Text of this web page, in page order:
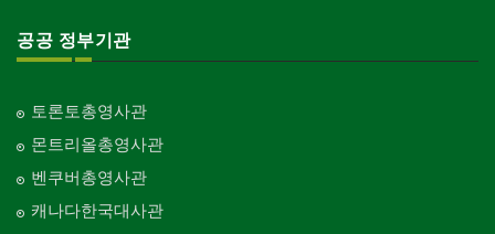
공공 정부기관
토론토총영사관
몬트리올총영사관
벤쿠버총영사관
캐나다한국대사관